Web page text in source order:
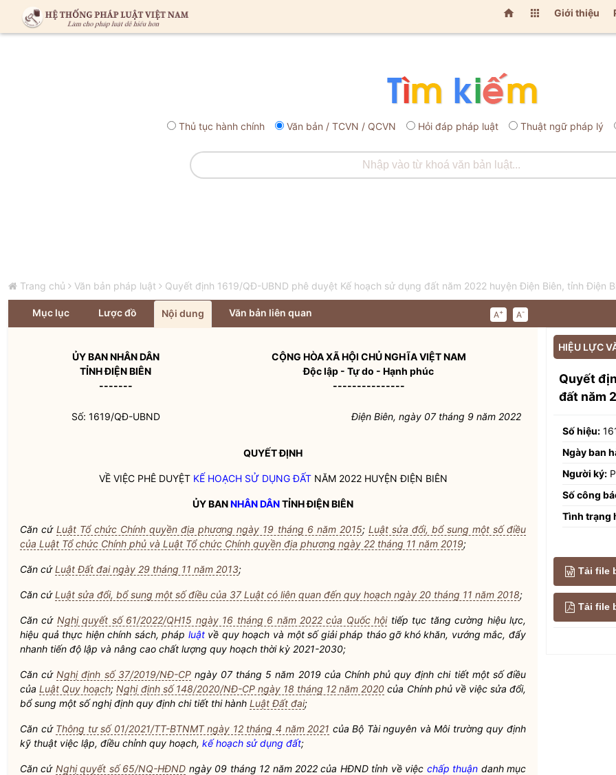
  Giới thiệu
Thủ tục hành chính Văn bản / TCVN / QCVN Hỏi đáp pháp luật Thuật ngữ pháp lý
Trang chủ Văn bản pháp luật Quyết định 1619/QĐ-UBND phê duyệt Kế hoạch sử dụng đất năm 2022 huyện Điện Biên, tỉnh Điện
Mục lục Lược đồ Nội dung Văn bản liên quan A+ A-
ỦY BANNHÂN DÂN
TỈNH ĐIỆN BIÊN
-------
CỘNG HÒA XÃ HỘI CHỦ NGHĨA VIỆT NAM
Độc lập - Tự do - Hạnh phúc
---------------
Số: 1619/QĐ-UBND Điện Biên, ngày 07 tháng 9 năm 2022
QUYẾT ĐỊNH
VỀ VIỆC PHÊ DUYỆT KẾ HOẠCH SỬ DỤNG ĐẤTNĂM 2022 HUYỆN ĐIỆN BIÊN
ỦY BANNHÂN DÂNTỈNH ĐIỆN BIÊN
Căn cứLuật Tổ chức Chính quyền địa phương ngày 19 tháng 6 năm 2015; Luật sửa đổi, bổ sung một số điều
của Luật Tổ chức Chính phủ và Luật Tổ chức Chính quyền địa phương ngày 22 tháng 11 năm 2019;
Căn cứLuật Đất đai ngày 29 tháng 11 năm 2013;
Căn cứLuật sửa đổi, bổ sung một số điều của 37 Luật có liên quan đến quy hoạch ngày 20 tháng 11 năm 2018;
Căn cứ Nghị quyết số 61/2022/QH15 ngày 16 tháng 6 năm 2022 của Quốc hộitiếp tục tăng cường hiệu lực,
hiệu quả thực hiện chính sách, pháp luậtvề quy hoạch và một số giải pháp tháo gỡ khó khăn, vướng mắc, đẩy
nhanh tiến độ lập và nâng cao chất lượng quy hoạch thời kỳ 2021-2030;
Căn cứNghị định số 37/2019/NĐ-CPngày 07 tháng 5 năm 2019 của Chính phủ quy định chi tiết một số điều
củaLuật Quy hoạch;Nghị định số 148/2020/NĐ-CP ngày 18 tháng 12 năm 2020 của Chính phủ về việc sửa đổi,
bổ sung một số nghị định quy định chi tiết thi hành Luật Đất đai;
Căn cứ Thông tư số 01/2021/TT-BTNMT ngày 12 tháng 4 năm 2021 của Bộ Tài nguyên và Môi trường quy định
kỹ thuật việc lập, điều chỉnh quy hoạch, kế hoạch sử dụng đất;
Căn cứ Nghị quyết số 65/NQ-HĐND ngày 09 tháng 12 năm 2022 của HĐND tỉnh về việc chấp thuận danh mục
HIỆU LỰC
Quyết
đất năm
Số hiệu:
Ngày ban
Người ký:
Số công
Tình trạng
Tải file
Tải file